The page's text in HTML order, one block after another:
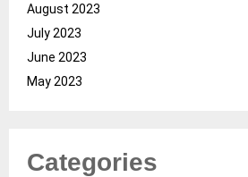
August 2023
July 2023
June 2023
May 2023
Categories